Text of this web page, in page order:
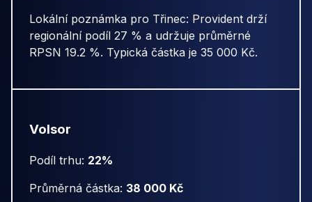
Lokální poznámka pro Třinec: Provident drží
regionální podíl 27 % a udržuje průměrné
RPSN 19.2 %. Typická částka je 35 000 Kč.
Volsor
Podíl trhu: 22%
Průměrná částka: 38 000 Kč